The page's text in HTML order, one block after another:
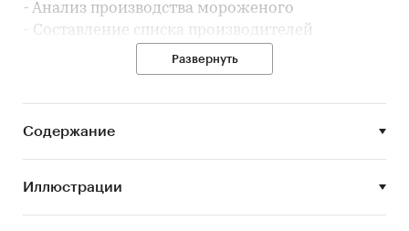
- Анализ производства мороженого
- Составление списка производителей
- Анализ цен производителей мороженого
- Обзор оптовых цен мороженого
- Мороженое молочное
- Мороженое плодово-ягодное
Развернуть
Содержание
Иллюстрации